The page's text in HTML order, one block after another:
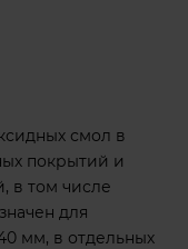
смол в
покрытий и
в том числе
для
мм, в отдельных